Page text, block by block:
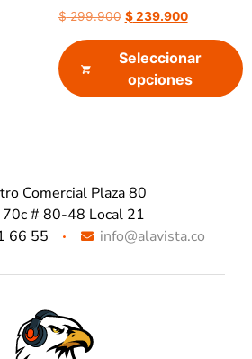
$299.900 $239.900
Seleccionar
opciones
Comercial Plaza 80
70c # 80-48 Local 21
66 55
info@alavista.co